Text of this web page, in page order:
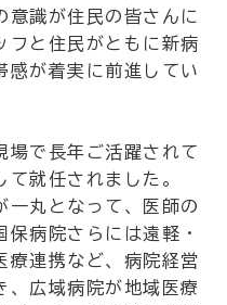
意識が住民の皆さんに
フと住民がともに新病
感が着実に前進してい
場で長年ご活躍されて
就任されました。
一丸となって、医師の
病院さらには遠軽・
療連携など、病院経営
、広域病院が地域医療